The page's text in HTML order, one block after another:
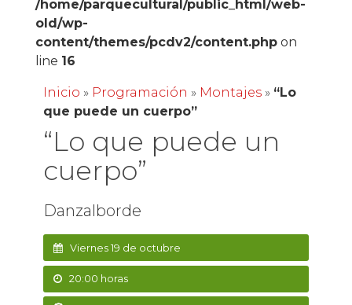
/home/parquecultural/public_html/web-
old/wp-
content/themes/pcdv2/content.phpon
line 16
Inicio » Programación » Montajes» “Lo
que puede un cuerpo”
“Lo que puede un
cuerpo”
Danzalborde
Viernes 19 de octubre
20:00 horas